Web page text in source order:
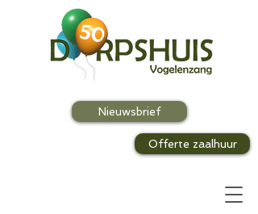
Offerte zaalhuur
Nieuwsbrief